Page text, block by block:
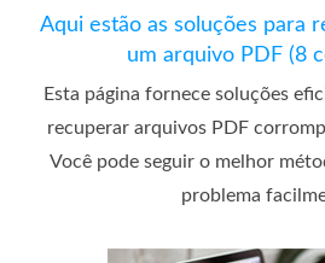
Aqui estão as soluções para
um arquivo PDF (8
Esta página fornece soluções
recuperar arquivos PDF
Você pode seguir o melhor
problema